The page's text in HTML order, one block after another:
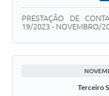
PRESTAÇÃO DE
19/2023 - NOVEMBRO/
Terceiro